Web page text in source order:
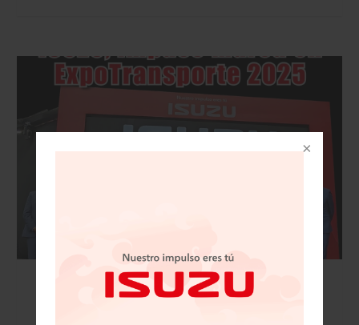
VISIÓN AUTOMOTRIZ REVISTA DIGITAL / 15
DE NOVIEMBRE 2025/IZUSU, IMPUSO MARCA
EN EXPOTRANSPORTE 2025